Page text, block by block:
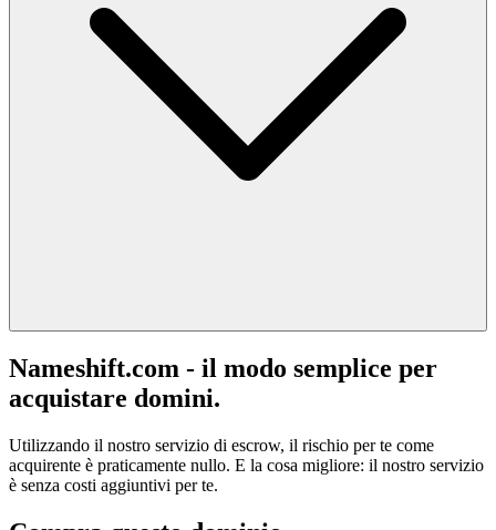
Nameshift.com - il modo semplice per
acquistare domini.
Utilizzando il nostro servizio di escrow, il rischio per te come
acquirente è praticamente nullo. E la cosa migliore: il nostro servizio
è senza costi aggiuntivi per te.